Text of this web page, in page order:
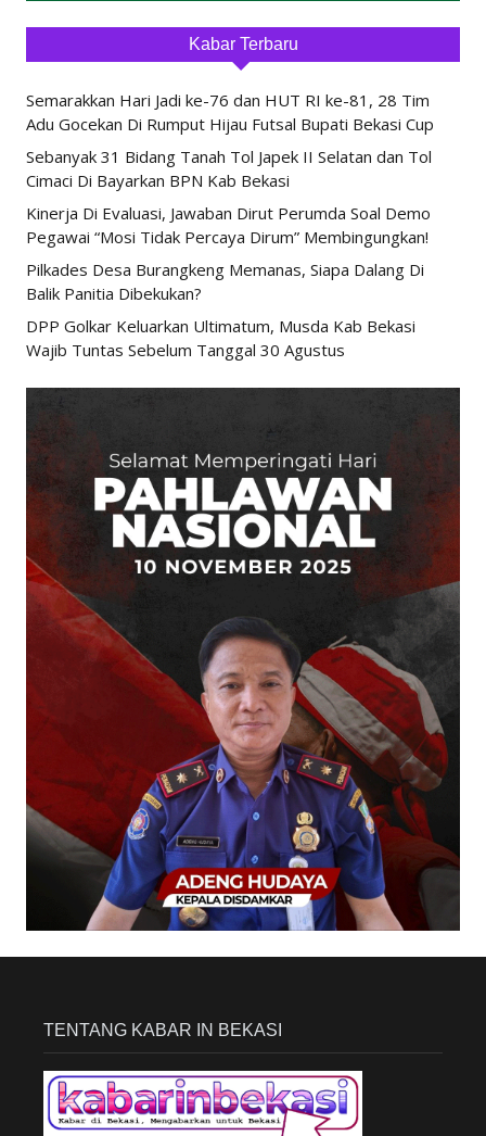
Kabar Terbaru
Semarakkan Hari Jadi ke-76 dan HUT RI ke-81, 28 Tim
Adu Gocekan Di Rumput Hijau Futsal Bupati Bekasi Cup
Sebanyak 31 Bidang Tanah Tol Japek II Selatan dan Tol
Cimaci Di Bayarkan BPN Kab Bekasi
Kinerja Di Evaluasi, Jawaban Dirut Perumda Soal Demo
Pegawai “Mosi Tidak Percaya Dirum” Membingungkan!
Pilkades Desa Burangkeng Memanas, Siapa Dalang Di
Balik Panitia Dibekukan?
DPP Golkar Keluarkan Ultimatum, Musda Kab Bekasi
Wajib Tuntas Sebelum Tanggal 30 Agustus
TENTANG KABAR IN BEKASI